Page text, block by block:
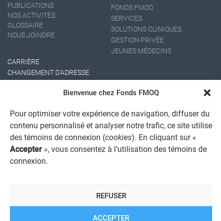
Bienvenue chez Fonds FMOQ
Pour optimiser votre expérience de navigation, diffuser du
contenu personnalisé et analyser notre trafic, ce site utilise
des témoins de connexion (cookies). En cliquant sur «
Accepter », vous consentez à l’utilisation des témoins de
connexion.
ACCEPTER
REFUSER
PUBLICATIONS
NOS ACTIVITÉS
GLOSSAIRE
NOUS JOINDRE
FONDS FMOQ
SERVICES
SOLUTIONS CLINIQUES
GESTION PRIVÉE
JEUNES MÉDECINS
CARRIÈRE
CHANGEMENT D'ADRESSE
AVIS JURIDIQUE GÉNÉRAL
POLITIQUE DE TRAITEMENT DES PLAINTES
REGISTRE DES CONFLITS D'INTÉRÊTS